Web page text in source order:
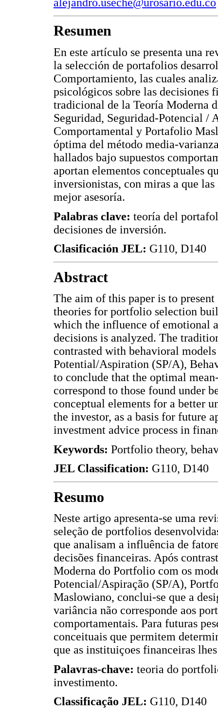
alejandro.useche@urosario.edu.co
Resumen
En este artículo se presenta una
la selección de portafolios
Comportamiento, las cuales
psicológicos sobre las decisiones
tradicional de la Teoría Moderna
Seguridad, Seguridad-Potencial /
Comportamental y Portafolio
óptima del método media-
hallados bajo supuestos
aportan elementos conceptuales
inversionistas, con miras a que
mejor asesoría.
Palabras clave: teoría del
decisiones de inversión.
Clasificación JEL: G110, D140
Abstract
The aim of this paper is to
theories for portfolio selection
which the influence of emotional
decisions is analyzed. The
contrasted with behavioral
Potential/Aspiration (SP/A),
to conclude that the optimal
correspond to those found under
conceptual elements for a better
the investor, as a basis for future
investment advice process in
Keywords: Portfolio theory,
JEL Classification: G110, D140
Resumo
Neste artigo apresenta-se uma
seleção de portfolios
que analisam a influência de
decisões financeiras. Após
Moderna do Portfolio com os
Potencial/Aspiração (SP/A),
Maslowiano, conclui-se que a
variância não corresponde aos
comportamentais. Para futuras
conceituais que permitem
que as instituiçoes financeiras
Palavras-chave: teoria do
investimento.
Classificação JEL: G110, D140